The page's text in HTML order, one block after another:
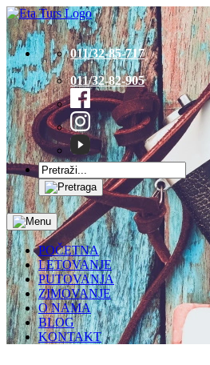
011/32-85-717
011/32-82-905
POČETNA
LETOVANJE
PUTOVANJA
ZIMOVANJE
O NAMA
BLOG
KONTAKT